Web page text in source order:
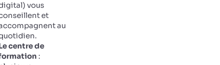
vous
et
au
centre de
: